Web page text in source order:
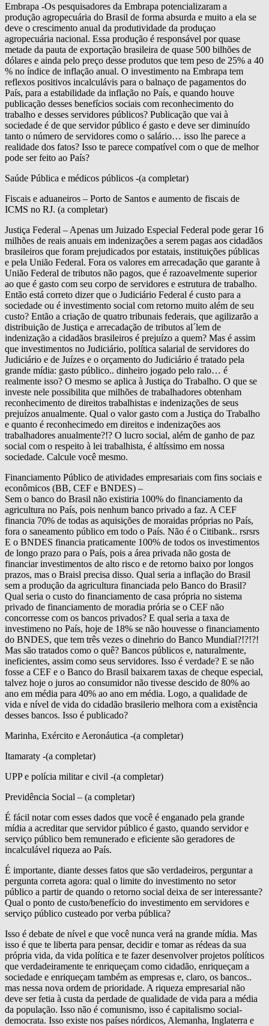
Embrapa -Os pesquisadores da Embrapa potencializaram a
produção agropecuária do Brasil de forma absurda e muito a ela se
deve o crescimento anual da produtividade da produçao
agropecuária nacional. Essa produção é responsável por quase
metade da pauta de exportação brasileira de quase 500 bilhões de
dólares e ainda pelo preço desse produtos que tem peso de 25% a 40
% no índice de inflação anual. O investimento na Embrapa tem
reflexos positivos incalculávis para o balnaço de pagamentos do
País, para a estabilidade da inflação no País, e quando houve
publicação desses benefícios sociais com reconhecimento do
trabalho e desses servidores públicos? Publicação que vai à
sociedade é de que servidor público é gasto e deve ser diminuído
tanto o número de servidores como o salário… isso lhe parece a
realidade dos fatos? Isso te parece compatível com o que de melhor
pode ser feito ao País?
Saúde Pública e médicos públicos -(a completar)
Fiscais e aduaneiros – Porto de Santos e aumento de fiscais de
ICMS no RJ. (a completar)
Justiça Federal – Apenas um Juizado Especial Federal pode gerar 16
milhões de reais anuais em indenizações a serem pagas aos cidadãos
brasileiros que foram prejudicados por estatais, instituições públicas
e pela União Federal. Fora os valores em arrecadação que garante à
União Federal de tributos não pagos, que é razoavelmente superior
ao que é gasto com seu corpo de servidores e estrutura de trabalho.
Então está correto dizer que o Judiciário Federal é custo para a
sociedade ou é investimento social com retorno muito além de seu
custo? Então a criação de quatro tribunais federais, que agilizarão a
distribuição de Justiça e arrecadação de tributos al´lem de
indenização a cidadãos brasileiros é prejuízo a quem? Mas é assim
que investimentos no Judiciário, política salarial de servidores do
Judiciário e de Juízes e o orçamento do Judiciário é tratado pela
grande mídia: gasto público.. dinheiro jogado pelo ralo… é
realmente isso? O mesmo se aplica à Justiça do Trabalho. O que se
investe nele possibilita que milhões de trabalhadores obtenham
reconhecimento de direitos trabalhistas e indenizações de seus
prejuízos anualmente. Qual o valor gasto com a Justiça do Trabalho
e quanto é reconhecimedo em direitos e indenizações aos
trabalhadores anualmente?!? O lucro social, além de ganho de paz
social com o respeito à lei trabalhista, é altíssimo em nossa
sociedade. Calcule você mesmo.
Financiamento Público de atividades empresariais com fins sociais e
econômicos (BB, CEF e BNDES) –
Sem o banco do Brasil não existiria 100% do financiamento da
agricultura no País, pois nenhum banco privado a faz. A CEF
financia 70% de todas as aquisições de moraidas próprias no País,
fora o saneamento público em todo o País. Não é o Citibank.. rsrsrs
E o BNDES financia praticamente 100% de todos os investimentos
de longo prazo para o País, pois a área privada não gosta de
financiar investimentos de alto risco e de retorno baixo por longos
prazos, mas o Braisl precisa disso. Qual seria a inflação do Brasil
sem a produção da agricultura financiada pelo Banco do Brasil?
Qual seria o custo do financiamento de casa própria no sistema
privado de financiamento de moradia prória se o CEF não
concorresse com os bancos privados? E qual seria a taxa de
investimeno no País, hoje de 18% se não houvesse o financiamento
do BNDES, que tem três vezes o dinehrio do Banco Mundial?!?!?!
Mas são tratados como o quê? Bancos públicos e, naturalmente,
ineficientes, assim como seus servidores. Isso é verdade? E se não
fosse a CEF e o Banco do Brasil baixarem taxas de cheque especial,
talvez hoje o juros ao consumidor não tivesse descido de 80% ao
ano em média para 40% ao ano em média. Logo, a qualidade de
vida e nível de vida do cidadão brasilerio melhora com a existência
desses bancos. Isso é publicado?
Marinha, Exército e Aeronáutica -(a completar)
Itamaraty -(a completar)
UPP e polícia militar e civil -(a completar)
Previdência Social – (a completar)
É fácil notar com esses dados que você é enganado pela grande
mídia a acreditar que servidor público é gasto, quando servidor e
serviço público bem remunerado e eficiente são geradores de
incalculável riqueza ao País.
É importante, diante desses fatos que são verdadeiros, perguntar a
pergunta correta agora: qual o limite do investimento no setor
público a partir de quando o retorno social deixa de ser interessante?
Qual o ponto de custo/benefício do investimento em servidores e
serviço público custeado por verba pública?
Isso é debate de nível e que você nunca verá na grande mídia. Mas
isso é que te liberta para pensar, decidir e tomar as rédeas da sua
própria vida, da vida política e te fazer desenvolver projetos políticos
que verdadeiramente te enriqueçam como cidadão, enriqueçam a
sociedade e enriqueçam também as empresas e, claro, os bancos..
mas nessa nova ordem de prioridade. A riqueza empresarial não
deve ser fetia à custa da perdade de qualidade de vida para a média
da população. Isso não é comunismo, isso é capitalismo social-
democrata. Isso existe nos países nórdicos, Alemanha, Inglaterra e